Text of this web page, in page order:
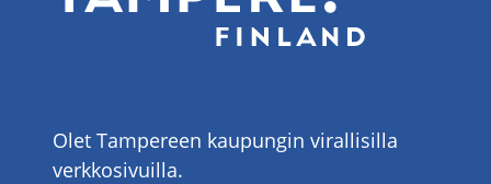
Olet Tampereen kaupungin virallisilla
verkkosivuilla.